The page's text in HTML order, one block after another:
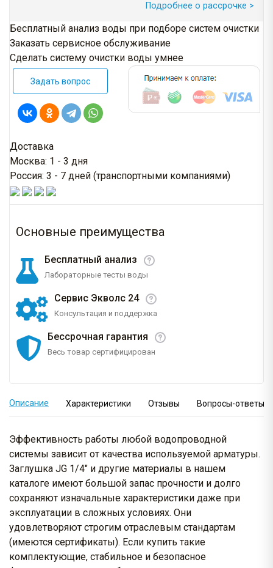
Подробнее о рассрочке >
Бесплатный анализ воды при подборе систем очистки
Заказать сервисное обслуживание
Сделать систему очистки воды умнее
Задать вопрос
Доставка
Москва: 1 - 3 дня
Россия: 3 - 7 дней (транспортными компаниями)
Основные преимущества
Бесплатный анализ
Лабораторные тесты воды
Сервис Экволс 24
Консультация и поддержка
Бессрочная гарантия
Весь товар сертифицирован
Описание Характеристики Отзывы Вопросы-ответы
Эффективность работы любой водопроводной
системы зависит от качества используемой арматуры.
Заглушка JG 1/4" и другие материалы в нашем
каталоге имеют большой запас прочности и долго
сохраняют изначальные характеристики даже при
эксплуатации в сложных условиях. Они
удовлетворяют строгим отраслевым стандартам
(имеются сертификаты). Если купить такие
комплектующие, стабильное и безопасное